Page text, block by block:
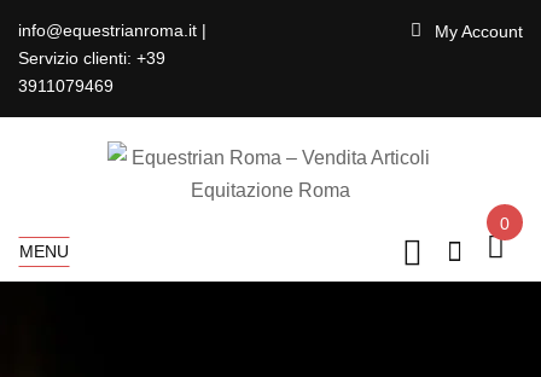
info@equestrianroma.it |
Servizio clienti: +39
3911079469
My Account
MENU
0